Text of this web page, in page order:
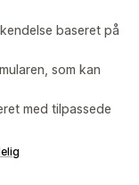
baseret på
som kan
med tilpassede